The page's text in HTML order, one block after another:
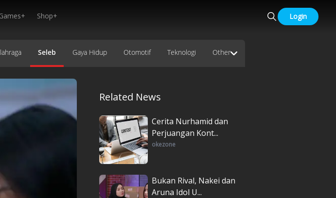
Shop+ Login
Seleb Gaya Hidup Otomotif Teknologi Other
Related News
Cerita Nurhamid dan
Perjuangan Kont...
okezone
Bukan Rival, Nakei dan
Aruna Idol U...